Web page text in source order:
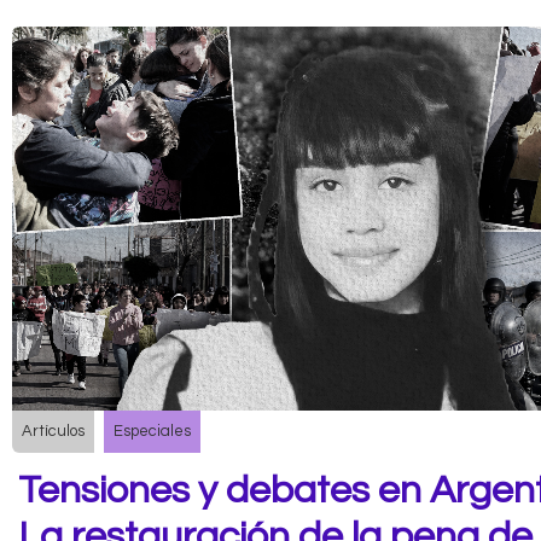
Artículos Especiales
Tensiones y debates en